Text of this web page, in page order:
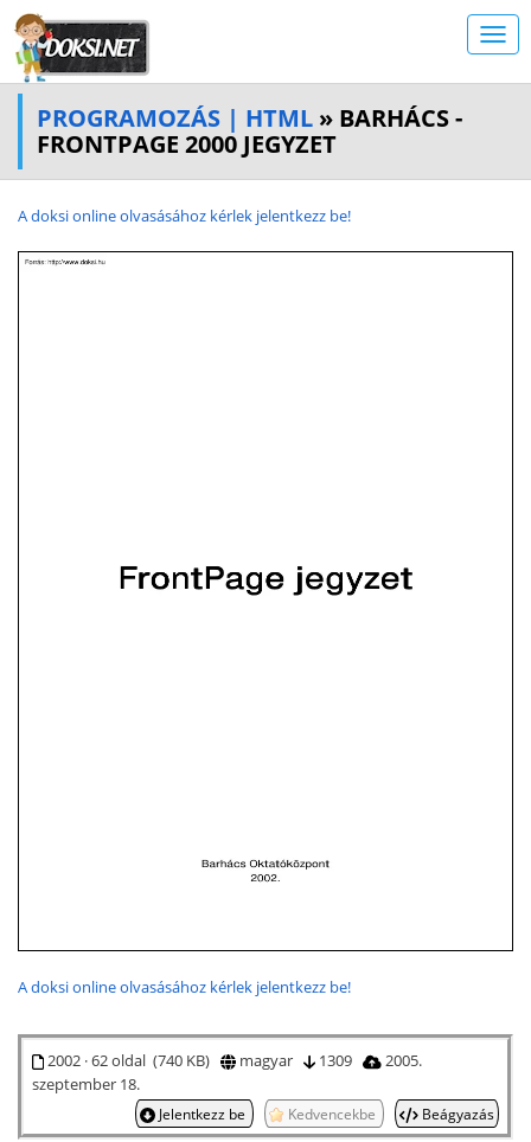
PROGRAMOZÁS | HTML » BARHÁCS -
FRONTPAGE 2000 JEGYZET
A doksi online olvasásához kérlek jelentkezz be!
A doksi online olvasásához kérlek jelentkezz be!
2002 · 62 oldal (740 KB) magyar 1309
2005.
szeptember 18.
Jelentkezz be Kedvencekbe Beágyazás